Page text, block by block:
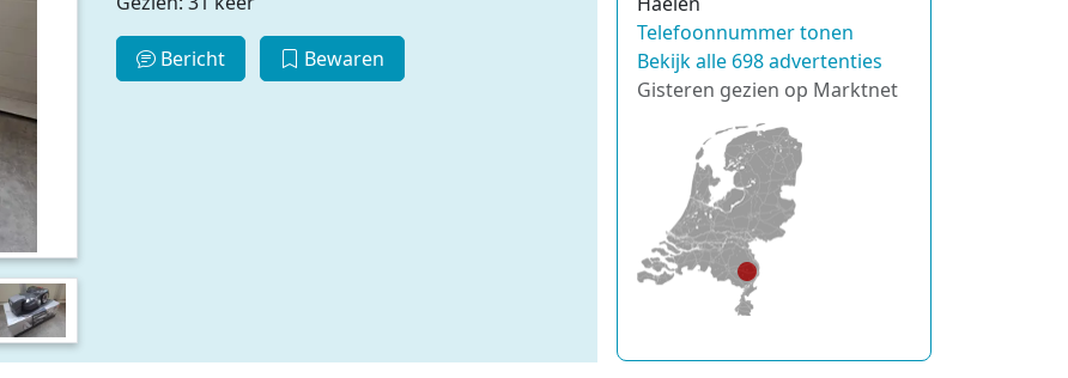
Bericht Bewaren
Telefoonnummer tonen
Bekijk alle 698 advertenties
Gisteren gezien op Marktnet